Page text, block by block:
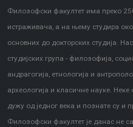
Филозофски факултет има преко
истраживача, а на њему студира
основних до докторских студија.
студијских група - филозофија,
андрагогија, етнологија и
археологија и класичне науке. Неке
дужу од једног века и познате су и
Филозофски факултет је данас не